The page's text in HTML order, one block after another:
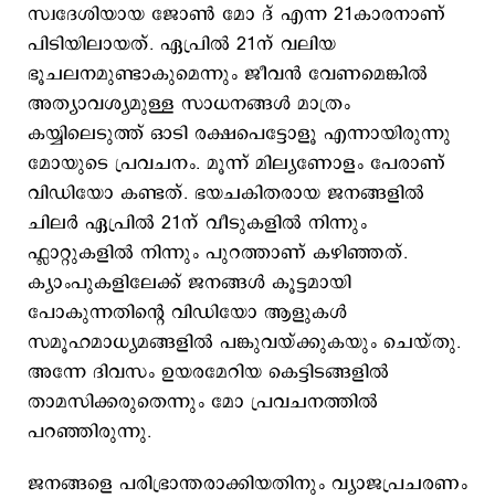
സ്വദേശിയായ ജോണ്‍ മോ ദ് എന്ന 21കാരനാണ്
പിടിയിലായത്. ഏപ്രില്‍ 21ന് വലിയ
ഭൂചലനമുണ്ടാകുമെന്നും ജീവന്‍ വേണമെങ്കില്‍
അത്യാവശ്യമുള്ള സാധനങ്ങള്‍ മാത്രം
കയ്യിലെടുത്ത് ഓടി രക്ഷപെട്ടോളൂ എന്നായിരുന്നു
മോയുടെ പ്രവചനം. മൂന്ന് മില്യണോളം പേരാണ്
വിഡിയോ കണ്ടത്. ഭയചകിതരായ ജനങ്ങളില്‍
ചിലര്‍ ഏപ്രില്‍ 21ന് വീടുകളില്‍ നിന്നും
ഫ്ലാറ്റുകളില്‍ നിന്നും പുറത്താണ് കഴിഞ്ഞത്.
ക്യാംപുകളിലേക്ക് ജനങ്ങള്‍ കൂട്ടമായി
പോകുന്നതിന്‍റെ വിഡിയോ ആളുകള്‍
സമൂഹമാധ്യമങ്ങളില്‍ പങ്കുവയ്ക്കുകയും ചെയ്തു.
അന്നേ ദിവസം ഉയരമേറിയ കെട്ടിടങ്ങളില്‍
താമസിക്കരുതെന്നും മോ പ്രവചനത്തില്‍
പറഞ്ഞിരുന്നു.
ജനങ്ങളെ പരിഭ്രാന്തരാക്കിയതിനും വ്യാജപ്രചരണം